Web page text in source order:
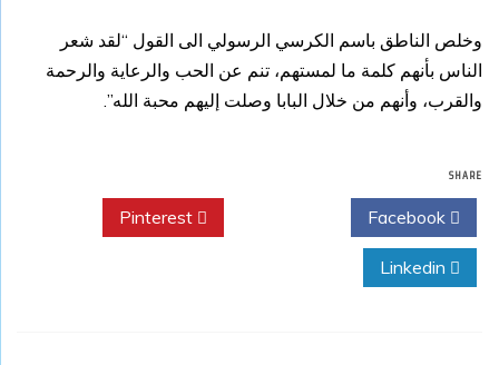
وخلص الناطق باسم الكرسي الرسولي الى القول “لقد شعر
الناس بأنهم كلمة ما لمستهم، تنم عن الحب والرعاية والرحمة
والقرب، وأنهم من خلال البابا وصلت إليهم محبة الله”.
SHARE